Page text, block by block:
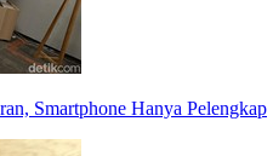
Smartphone Hanya Pelengkap